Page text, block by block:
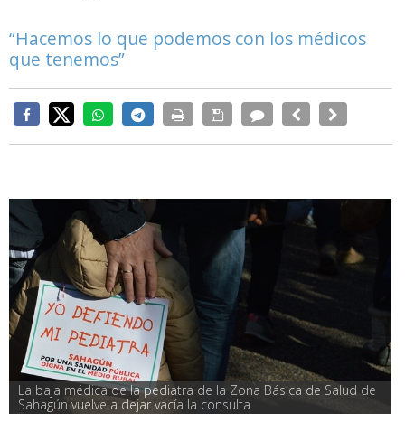
“Hacemos lo que podemos con los médicos
que tenemos”
La baja médica de la pediatra de la Zona Básica de Salud de
Sahagún vuelve a dejar vacía la consulta